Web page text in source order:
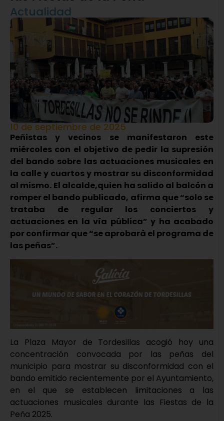
Actualidad
10 de septiembre de 2025
Peñistas y vecinos se manifestaron este
miércoles con el objetivo de pedir la supresión
del bando sobre las actuaciones musicales en
la calle y cuartos y mostrar su disconformidad
al mismo. El alcalde,quien ha salido al balcón a
romper el bando publicado, afirma que “solo se
trataba de regular los conciertos y
actuaciones en la vía pública” y ha acabado
por confirmar que “se aprobará el programa de
las peñas”.
La Plaza Mayor de Tordesillas acogió hoy una
concentración convocada por las peñas del
municipio para mostrar su disconformidad con el
bando emitido recientemente por el Ayuntamiento,
en el que se establecen limitaciones a las
actuaciones musicales durante las Fiestas de la
Peña 2025.